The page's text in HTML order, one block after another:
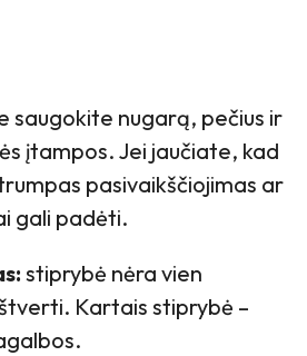
saugokite nugarą, pečius ir
įtampos. Jei jaučiate, kad
pasivaikščiojimas ar
gali padėti.
stiprybė nėra vien
Kartais stiprybė –